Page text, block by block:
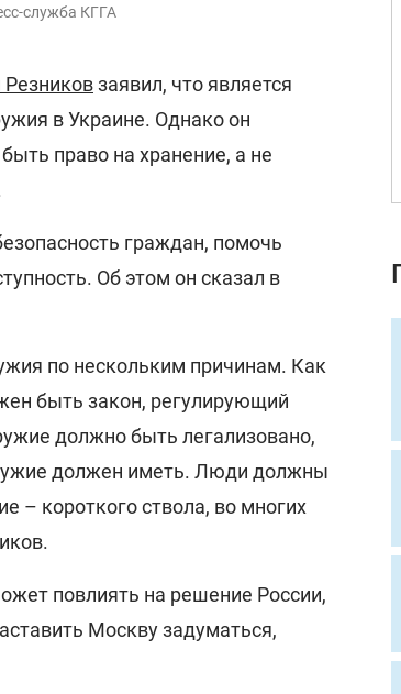
служба КГГА
заявил, что является
в Украине. Однако он
право на хранение, а не
граждан, помочь
Об этом он сказал в
по нескольким причинам. Как
быть закон, регулирующий
должно быть легализовано,
должен иметь. Люди должны
– короткого ствола, во многих
повлиять на решение России,
Москву задуматься,